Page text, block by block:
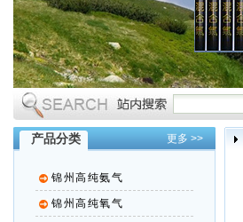
产品分类 更多 >>
锦州高纯氨气
锦州高纯氧气